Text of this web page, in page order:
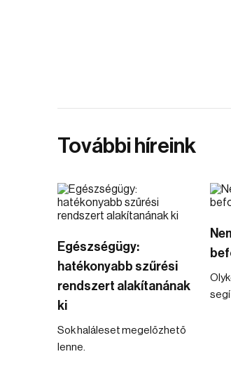
További híreink
Egészségügy:
hatékonyabb szűrési
rendszert alakítanának
ki
Sok haláleset megelőzhető
lenne.